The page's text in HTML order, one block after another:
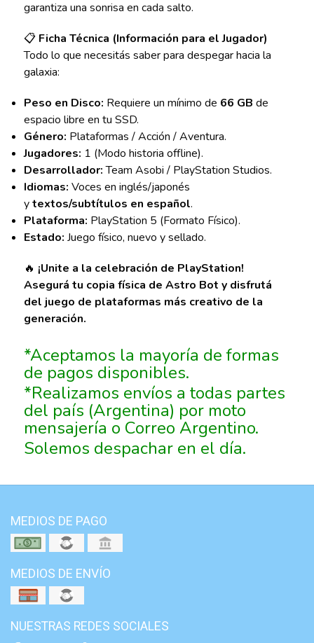
garantiza una sonrisa en cada salto.
📋 Ficha Técnica (Información para el Jugador)
Todo lo que necesitás saber para despegar hacia la
galaxia:
Peso en Disco: Requiere un mínimo de 66 GB de
espacio libre en tu SSD.
Género: Plataformas / Acción / Aventura.
Jugadores: 1 (Modo historia offline).
Desarrollador:Team Asobi / PlayStation Studios.
Idiomas: Voces en inglés/japonés
ytextos/subtítulos en español.
Plataforma: PlayStation 5 (Formato Físico).
Estado: Juego físico, nuevo y sellado.
🔥 ¡Unite a la celebración de PlayStation!
Asegurá tu copia física de Astro Bot y disfrutá
del juego de plataformas más creativo de la
generación.
*Aceptamos la mayoría de formas
de pagos disponibles.
*Realizamos envíos a todas partes
del país (Argentina) por moto
mensajería o Correo Argentino.
Solemos despachar en el día.
MEDIOS DE PAGO
MEDIOS DE ENVÍO
NUESTRAS REDES SOCIALES